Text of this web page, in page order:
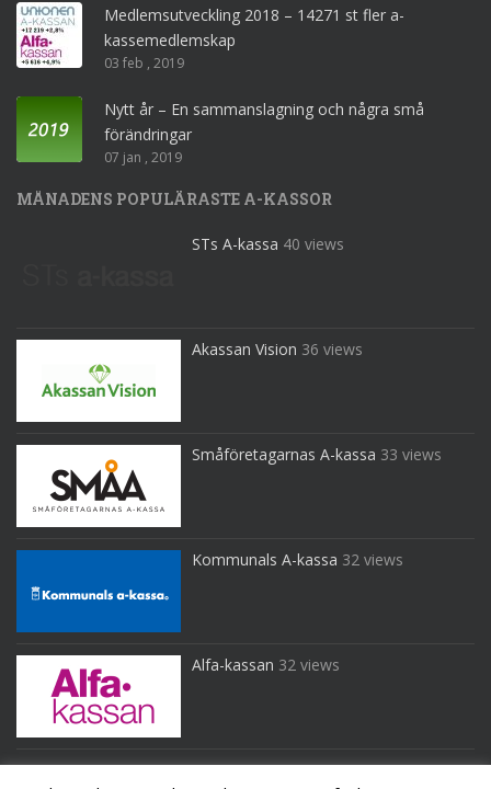
Medlemsutveckling 2018 – 14271 st fler a-
kassemedlemskap
03 feb , 2019
Nytt år – En sammanslagning och några små
förändringar
07 jan , 2019
MÅNADENS POPULÄRASTE A-KASSOR
STs A-kassa 40 views
Akassan Vision 36 views
Småföretagarnas A-kassa 33 views
Kommunals A-kassa 32 views
Alfa-kassan 32 views